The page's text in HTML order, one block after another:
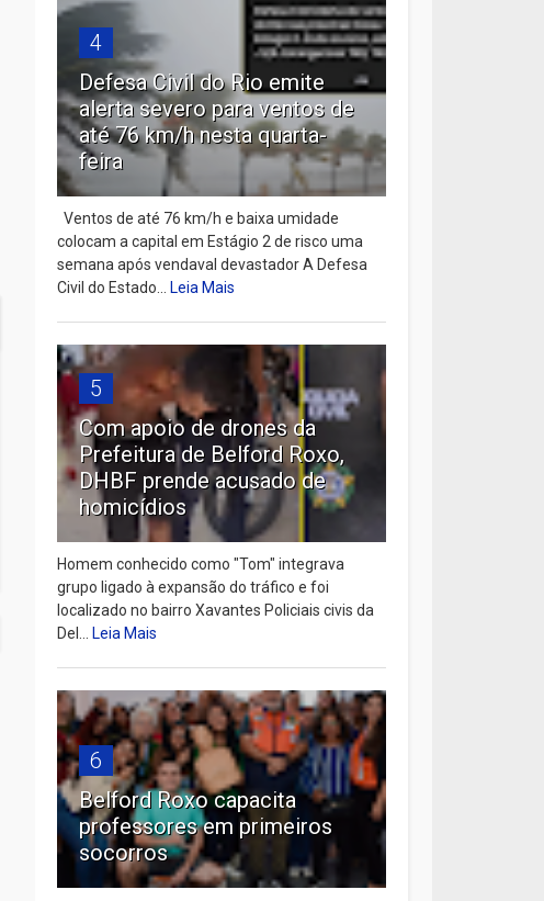
4
Defesa Civil do Rio emite
alerta severo para ventos de
até 76 km/h nesta quarta-
feira
Ventos de até 76 km/h e baixa umidade
colocam a capital em Estágio 2 de risco uma
semana após vendaval devastador A Defesa
Civil do Estado...Leia Mais
5
Com apoio de drones da
Prefeitura de Belford Roxo,
DHBF prende acusado de
homicídios
Homem conhecido como "Tom" integrava
grupo ligado à expansão do tráfico e foi
localizado no bairro Xavantes Policiais civis da
Del...Leia Mais
6
Belford Roxo capacita
professores em primeiros
socorros